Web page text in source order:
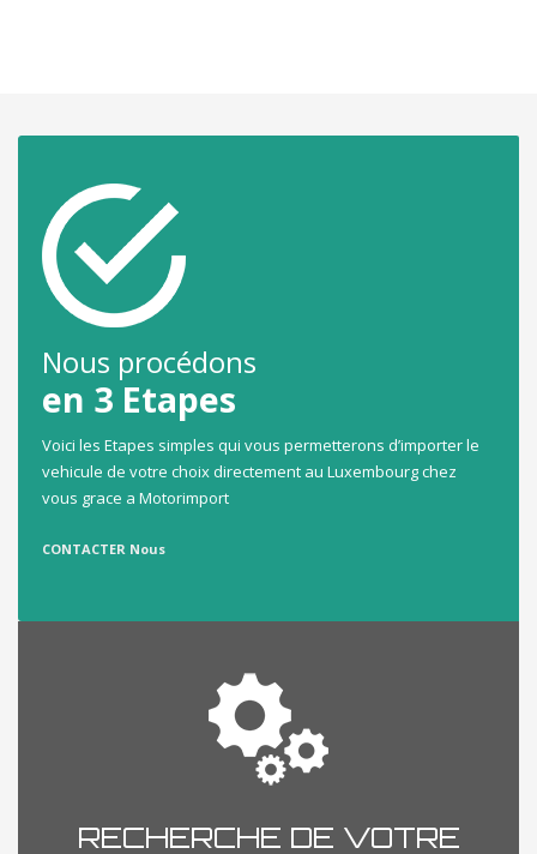
Nous procédons
en 3 Etapes
Voici les Etapes simples qui vous permetterons d’importer le
vehicule de votre choix directement au Luxembourg chez
vous grace a Motorimport
CONTACTER Nous
RECHERCHE DE VOTRE